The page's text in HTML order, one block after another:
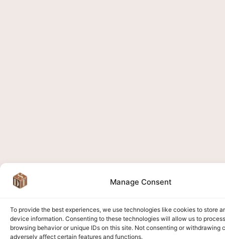
Manage Consent
To provide the best experiences, we use technologies like cookies to store
device information. Consenting to these technologies will allow us to
browsing behavior or unique IDs on this site. Not consenting or withdrawing
adversely affect certain features and functions.